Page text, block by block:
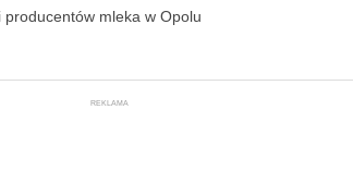
producentów mleka w Opolu
REKLAMA